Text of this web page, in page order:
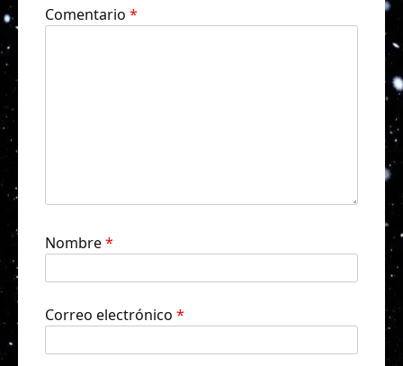
Comentario *
Nombre*
Correo electrónico *